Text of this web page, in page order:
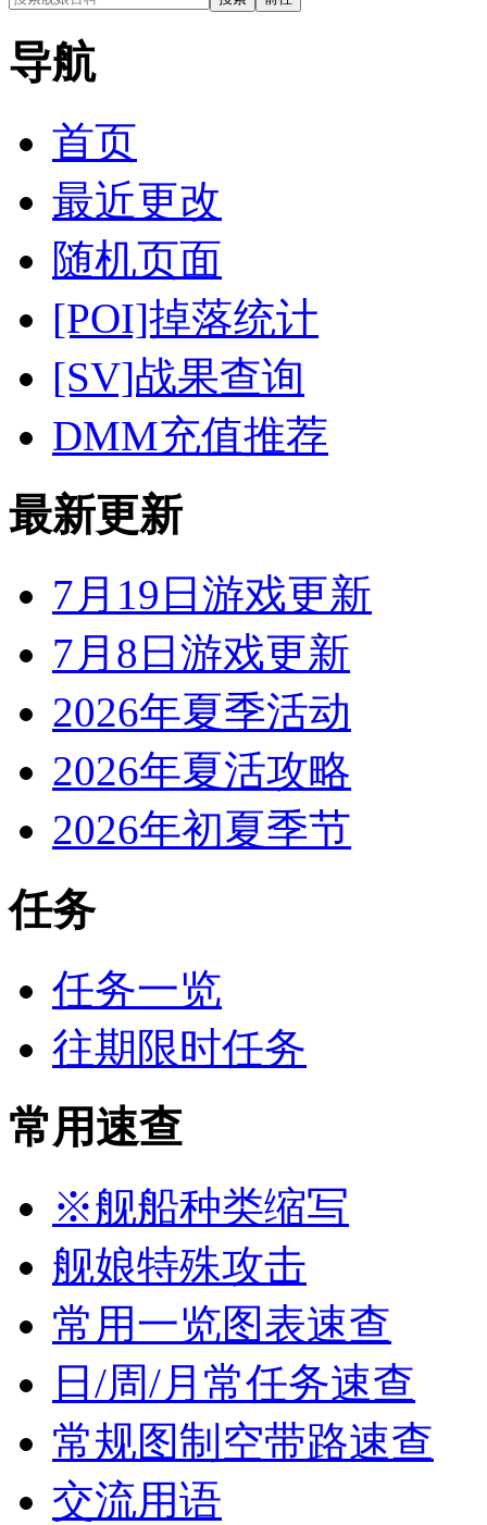
导航
首页
最近更改
随机页面
[POI]掉落统计
[SV]战果查询
DMM充值推荐
最新更新
7月19日游戏更新
7月8日游戏更新
2026年夏季活动
2026年夏活攻略
2026年初夏季节
任务
任务一览
往期限时任务
常用速查
※舰船种类缩写
舰娘特殊攻击
常用一览图表速查
日/周/月常任务速查
常规图制空带路速查
交流用语